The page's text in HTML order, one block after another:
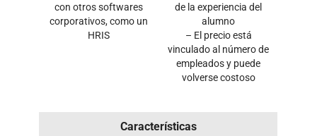
con otros softwares
corporativos, como un
HRIS
de la experiencia del
alumno
– El precio está
vinculado al número de
empleados y puede
volverse costoso
Características